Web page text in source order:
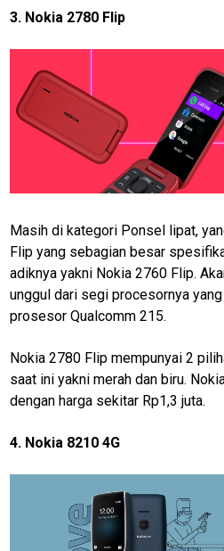
3. Nokia 2780 Flip
Masih di kategori Ponsel lipat,
Flip yang sebagian besar
adiknya yakni Nokia 2760 Flip.
unggul dari segi procesornya
prosesor Qualcomm 215.
Nokia 2780 Flip mempunyai 2
saat ini yakni merah dan biru.
dengan harga sekitar Rp1,3 juta.
4. Nokia 8210 4G
InfoTerbaru
Sport
TeknoPedia
Guide
Trending
Smartphone
Guide
EduBudaya
EduStyle
Economy
Tekno